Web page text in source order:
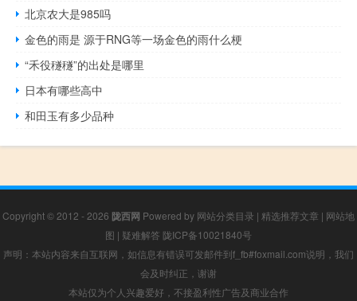
北京农大是985吗
金色的雨是 源于RNG等一场金色的雨什么梗
“禾役穟穟”的出处是哪里
日本有哪些高中
和田玉有多少品种
Copyright © 2012 - 2026 陇西网 Powered by 网站分类目录 | 精选推荐文章 | 网站地
图 | 疑难解答 陇ICP备10021840号
声明：本站内容来自互联网，如信息有错误可发邮件到f_fb#foxmail.com说明，我们
会及时纠正，谢谢
本站仅为个人兴趣爱好，不接盈利性广告及商业合作